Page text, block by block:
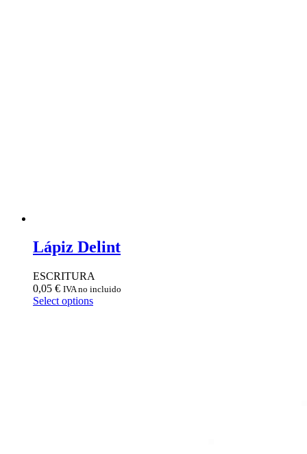
Lápiz Delint
ESCRITURA
0,05 € IVA no incluido
Select options